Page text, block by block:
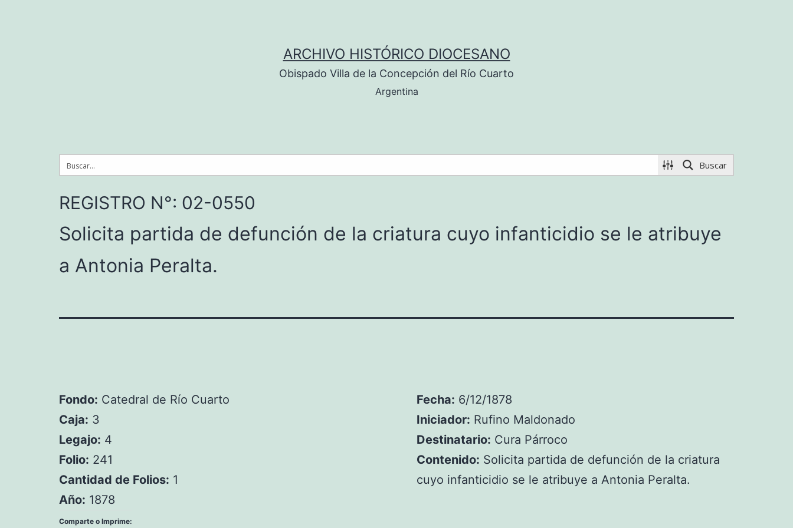
ARCHIVO HISTÓRICO DIOCESANO
Obispado Villa de la Concepción del Río Cuarto
Argentina
Buscar
REGISTRO N°: 02-0550
Solicita partida de defunción de la criatura cuyo infanticidio se le atribuye
a Antonia Peralta.
Fondo: Catedral de Río Cuarto
Caja: 3
Legajo: 4
Folio: 241
Cantidad de Folios: 1
Año: 1878
Fecha: 6/12/1878
Iniciador: Rufino Maldonado
Destinatario: Cura Párroco
Contenido: Solicita partida de defunción de la criatura
cuyo infanticidio se le atribuye a Antonia Peralta.
Comparte o Imprime: